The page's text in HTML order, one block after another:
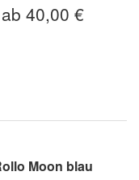
ab 40,00 €
Moon blau